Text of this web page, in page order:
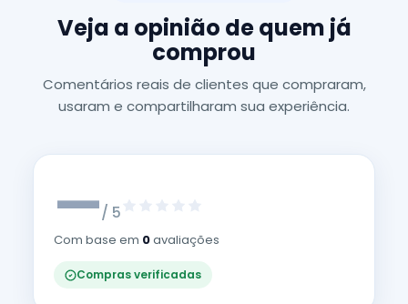
Veja a opinião de quem já
comprou
Comentários reais de clientes que compraram,
usaram e compartilharam sua experiência.
—/ 5
Com base em 0avaliações
Compras verificadas